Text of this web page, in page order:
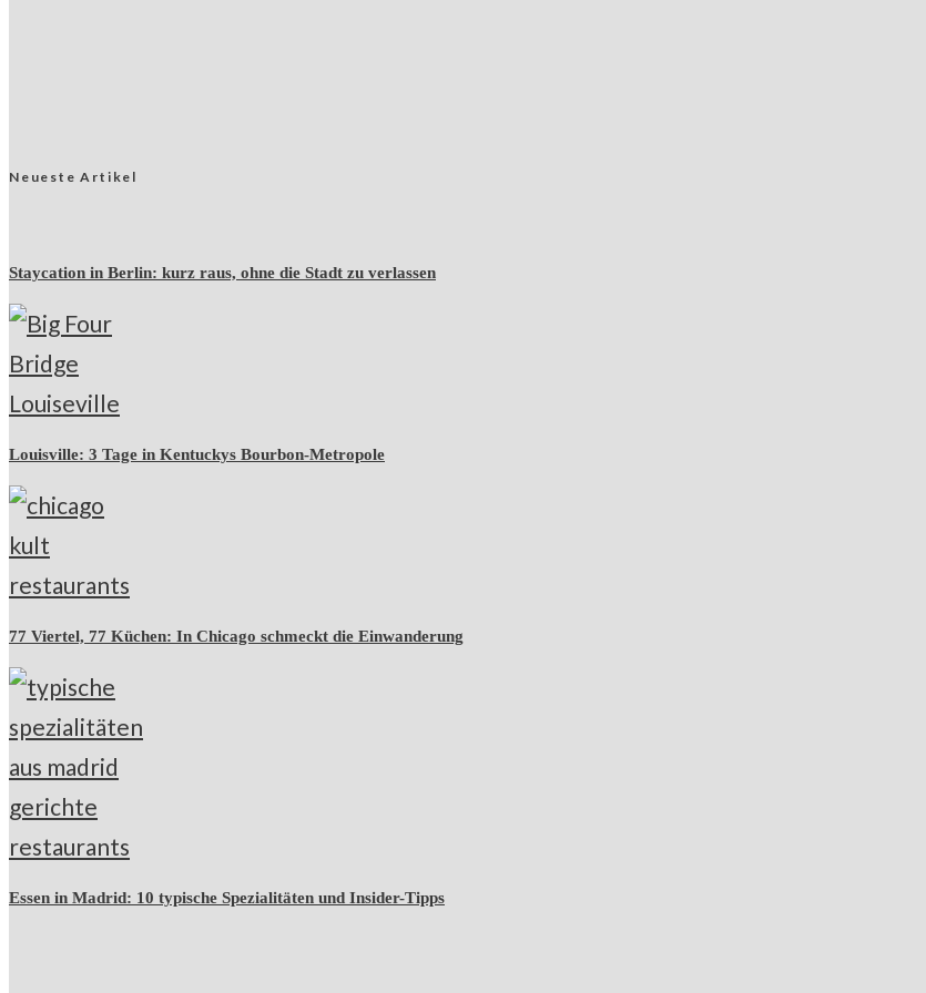
Neueste Artikel
Staycation in Berlin: kurz raus, ohne die Stadt zu verlassen
Louisville: 3 Tage in Kentuckys Bourbon-Metropole
77 Viertel, 77 Küchen: In Chicago schmeckt die Einwanderung
Essen in Madrid: 10 typische Spezialitäten und Insider-Tipps